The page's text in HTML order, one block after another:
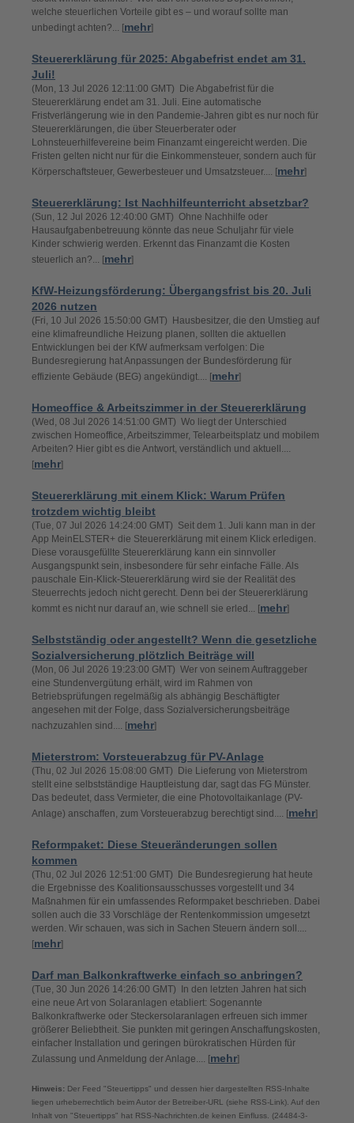
welche steuerlichen Vorteile gibt es – und worauf sollte man
unbedingt achten?... [mehr]
Steuererklärung für 2025: Abgabefrist endet am 31.
Juli!
(Mon, 13 Jul 2026 12:11:00 GMT) Die Abgabefrist für die
Steuererklärung endet am 31. Juli. Eine automatische
Fristverlängerung wie in den Pandemie-Jahren gibt es nur noch für
Steuererklärungen, die über Steuerberater oder
Lohnsteuerhilfevereine beim Finanzamt eingereicht werden. Die
Fristen gelten nicht nur für die Einkommensteuer, sondern auch für
Körperschaftsteuer, Gewerbesteuer und Umsatzsteuer.... [mehr]
Steuererklärung: Ist Nachhilfeunterricht absetzbar?
(Sun, 12 Jul 2026 12:40:00 GMT) Ohne Nachhilfe oder
Hausaufgabenbetreuung könnte das neue Schuljahr für viele
Kinder schwierig werden. Erkennt das Finanzamt die Kosten
steuerlich an?... [mehr]
KfW-Heizungsförderung: Übergangsfrist bis 20. Juli
2026 nutzen
(Fri, 10 Jul 2026 15:50:00 GMT) Hausbesitzer, die den Umstieg auf
eine klimafreundliche Heizung planen, sollten die aktuellen
Entwicklungen bei der KfW aufmerksam verfolgen: Die
Bundesregierung hat Anpassungen der Bundesförderung für
effiziente Gebäude (BEG) angekündigt.... [mehr]
Homeoffice & Arbeitszimmer in der Steuererklärung
(Wed, 08 Jul 2026 14:51:00 GMT) Wo liegt der Unterschied
zwischen Homeoffice, Arbeitszimmer, Telearbeitsplatz und mobilem
Arbeiten? Hier gibt es die Antwort, verständlich und aktuell....
[mehr]
Steuererklärung mit einem Klick: Warum Prüfen
trotzdem wichtig bleibt
(Tue, 07 Jul 2026 14:24:00 GMT) Seit dem 1. Juli kann man in der
App MeinELSTER+ die Steuererklärung mit einem Klick erledigen.
Diese vorausgefüllte Steuererklärung kann ein sinnvoller
Ausgangspunkt sein, insbesondere für sehr einfache Fälle. Als
pauschale Ein-Klick-Steuererklärung wird sie der Realität des
Steuerrechts jedoch nicht gerecht. Denn bei der Steuererklärung
kommt es nicht nur darauf an, wie schnell sie erled... [mehr]
Selbstständig oder angestellt? Wenn die gesetzliche
Sozialversicherung plötzlich Beiträge will
(Mon, 06 Jul 2026 19:23:00 GMT) Wer von seinem Auftraggeber
eine Stundenvergütung erhält, wird im Rahmen von
Betriebsprüfungen regelmäßig als abhängig Beschäftigter
angesehen mit der Folge, dass Sozialversicherungsbeiträge
nachzuzahlen sind.... [mehr]
Mieterstrom: Vorsteuerabzug für PV-Anlage
(Thu, 02 Jul 2026 15:08:00 GMT) Die Lieferung von Mieterstrom
stellt eine selbstständige Hauptleistung dar, sagt das FG Münster.
Das bedeutet, dass Vermieter, die eine Photovoltaikanlage (PV-
Anlage) anschaffen, zum Vorsteuerabzug berechtigt sind.... [mehr]
Reformpaket: Diese Steueränderungen sollen
kommen
(Thu, 02 Jul 2026 12:51:00 GMT) Die Bundesregierung hat heute
die Ergebnisse des Koalitionsausschusses vorgestellt und 34
Maßnahmen für ein umfassendes Reformpaket beschrieben. Dabei
sollen auch die 33 Vorschläge der Rentenkommission umgesetzt
werden. Wir schauen, was sich in Sachen Steuern ändern soll....
[mehr]
Darf man Balkonkraftwerke einfach so anbringen?
(Tue, 30 Jun 2026 14:26:00 GMT) In den letzten Jahren hat sich
eine neue Art von Solaranlagen etabliert: Sogenannte
Balkonkraftwerke oder Steckersolaranlagen erfreuen sich immer
größerer Beliebtheit. Sie punkten mit geringen Anschaffungskosten,
einfacher Installation und geringen bürokratischen Hürden für
Zulassung und Anmeldung der Anlage.... [mehr]
Hinweis: Der Feed "Steuertipps" und dessen hier dargestellten RSS-Inhalte
liegen urheberrechtlich beim Autor der Betreiber-URL (siehe RSS-Link). Auf den
Inhalt von "Steuertipps" hat RSS-Nachrichten.de keinen Einfluss. (24484-3-